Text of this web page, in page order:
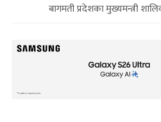
बागमती प्रदेशका मुख्यमन्त्री